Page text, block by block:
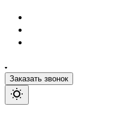
Заказать звонок